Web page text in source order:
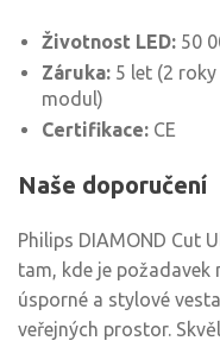
Životnost LED: 50
Záruka: 5 let (2
modul)
Certifikace: CE
Naše doporučení
Philips DIAMOND Cut
tam, kde je
úsporné a stylové
veřejných prostor.